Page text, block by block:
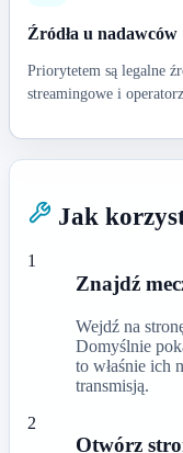
Źródła u nadawców
Priorytetem są legalne
streamingowe i
Jak
1
Znajdź
Wejdź na
Domyślnie
to właśnie ich
transmisją.
2
Otwórz